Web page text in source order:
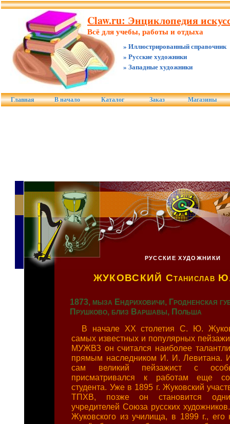
Claw.ru: Энциклопедия
Всё для учебы, работы и отдыха
» Иллюстрированный справочник
» Русские художники
» Западные художники
Главная В начало Каталог Заказ Магазины
РУССКИЕ ХУДОЖНИКИ
ЖУКОВСКИЙ Станислав
1873, мыза Ендриховичи, Гродненская
Прушково, близ Варшавы, Польша
В начале XX столетия С. Ю.
самых известных и популярных
МУЖВЗ он считался наиболее
прямым наследником И. И. Левитана. И
сам великий пейзажист с
присматривался к работам еще
студента. Уже в 1895 г. Жуковский
ТПХВ, позже он становится
учредителей Союза русских
Жуковского из училища, в 1899 г., его